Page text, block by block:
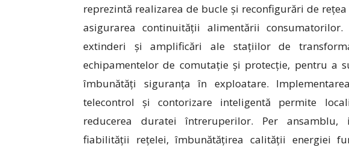
reprezintă realizarea de bucle și reconfigurări de
asigurarea continuității alimentării consumatorilor.
extinderi și amplificări ale stațiilor de
echipamentelor de comutație și protecție, pentru a
îmbunătăți siguranța în exploatare.
telecontrol și contorizare inteligentă permite
reducerea duratei întreruperilor. Per ansamblu,
fiabilității rețelei, îmbunătățirea calității energiei